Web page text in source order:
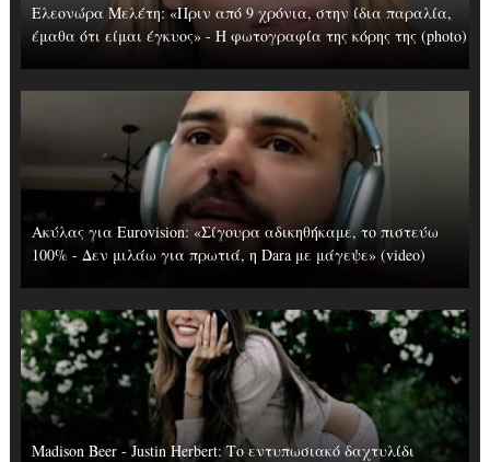
Ελεονώρα Μελέτη: «Πριν από 9 χρόνια, στην ίδια παραλία,
έμαθα ότι είμαι έγκυος» - Η φωτογραφία της κόρης της (photo)
Ακύλας για Eurovision: «Σίγουρα αδικηθήκαμε, το πιστεύω
100% - Δεν μιλάω για πρωτιά, η Dara με μάγεψε» (video)
Madison Beer - Justin Herbert: Το εντυπωσιακό δαχτυλίδι